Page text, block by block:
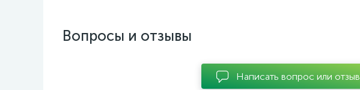
Вопросы и отзывы
Написать вопрос или отзыв